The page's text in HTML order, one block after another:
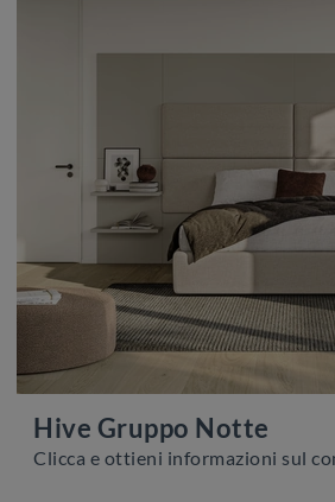
Hive Gruppo Notte